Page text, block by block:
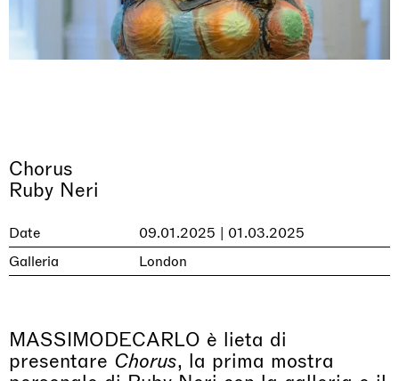
Chorus
Ruby Neri
Date
09.01.2025 | 01.03.2025
Galleria
London
MASSIMODECARLO è lieta di
presentare Chorus, la prima mostra